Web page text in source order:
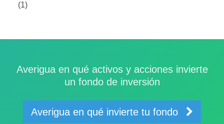
(1)
Averigua en qué activos y acciones invierte
un fondo de inversión
Averigua en qué invierte tu fondo